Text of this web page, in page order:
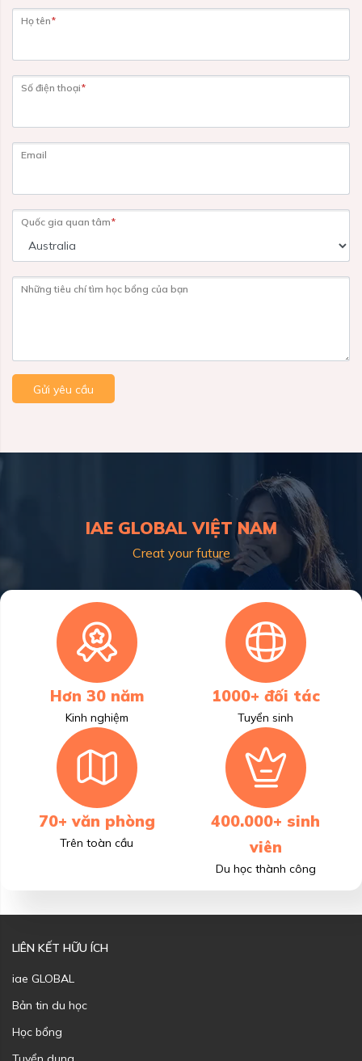
Họ tên*
Số điện thoại*
Email
Quốc gia quan tâm*
Những tiêu chí tìm học bổng của bạn
Gửi yêu cầu
IAE GLOBAL VIỆT NAM
Creat your future
Hơn 30 năm
Kinh nghiệm
1000+ đối tác
Tuyển sinh
70+ văn phòng
Trên toàn cầu
400.000+ sinh
viên
Du học thành công
LIÊN KẾT HỮU ÍCH
iae GLOBAL
Bản tin du học
Học bổng